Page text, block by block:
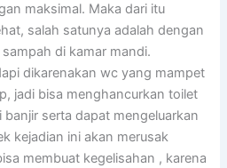
maksimal. Maka dari itu
salah satunya adalah dengan
di kamar mandi.
dikarenakan wc yang mampet
jadi bisa menghancurkan toilet
serta dapat mengeluarkan
kejadian ini akan merusak
membuat kegelisahan , karena